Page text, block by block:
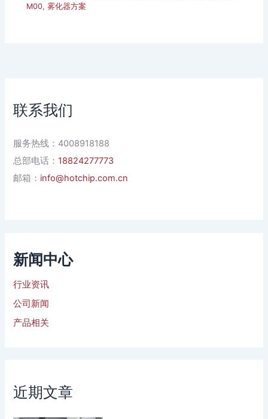
M00,雾化器方案
联系我们
服务热线：4008918188
总部电话：18824277773
邮箱： info@hotchip.com.cn
新闻中心
行业资讯
公司新闻
产品相关
近期文章